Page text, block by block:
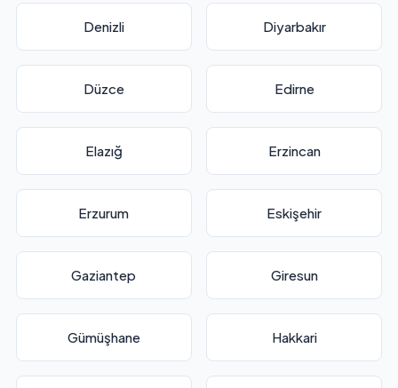
Denizli Diyarbakır
Düzce Edirne
Elazığ Erzincan
Erzurum Eskişehir
Gaziantep Giresun
Gümüşhane Hakkari